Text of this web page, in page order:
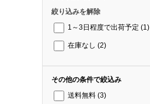
絞り込みを解除
1～3日程度で出荷予定 (1)
在庫なし (2)
その他の条件で絞込み
送料無料 (3)